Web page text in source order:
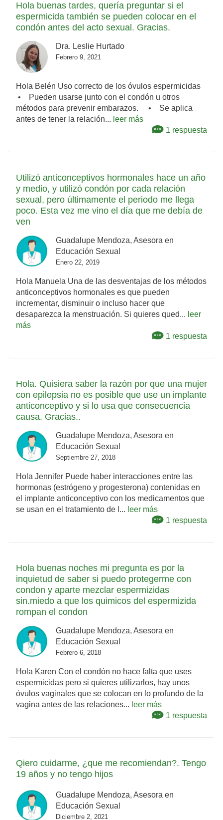
Hola buenas tardes, quería preguntar si el
espermicida también se pueden colocar en el
condón antes del acto sexual. Gracias.
Dra. Leslie Hurtado
Febrero 9, 2021
Hola Belén Uso correcto de los óvulos espermicidas
• Pueden usarse junto con el condón u otros
métodos para prevenir embarazos. • Se aplica
antes de tener la relación... leer más
1 respuesta
Utilizó anticonceptivos hormonales hace un año
y medio, y utilizó condón por cada relación
sexual, pero últimamente el periodo me llega
poco. Esta vez me vino el día que me debía de
ven
Guadalupe Mendoza, Asesora en
Educación Sexual
Enero 22, 2019
Hola Manuela Una de las desventajas de los métodos
anticonceptivos hormonales es que pueden
incrementar, disminuir o incluso hacer que
desaparezca la menstruación. Si quieres qued... leer
más
1 respuesta
Hola. Quisiera saber la razón por que una mujer
con epilepsia no es posible que use un implante
anticonceptivo y si lo usa que consecuencia
causa. Gracias..
Guadalupe Mendoza, Asesora en
Educación Sexual
Septiembre 27, 2018
Hola Jennifer Puede haber interacciones entre las
hormonas (estrógeno y progesterona) contenidas en
el implante anticonceptivo con los medicamentos que
se usan en el tratamiento de l... leer más
1 respuesta
Hola buenas noches mi pregunta es por la
inquietud de saber si puedo protegerme con
condon y aparte mezclar espermizidas
sin.miedo a que los quimicos del espermizida
rompan el condon
Guadalupe Mendoza, Asesora en
Educación Sexual
Febrero 6, 2018
Hola Karen Con el condón no hace falta que uses
espermicidas pero si quieres utilizarlos, hay unos
óvulos vaginales que se colocan en lo profundo de la
vagina antes de las relaciones... leer más
1 respuesta
Qiero cuidarme, ¿que me recomiendan?. Tengo
19 años y no tengo hijos
Guadalupe Mendoza, Asesora en
Educación Sexual
Diciembre 2, 2021